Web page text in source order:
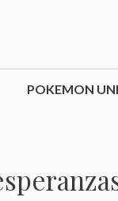
POKEMON